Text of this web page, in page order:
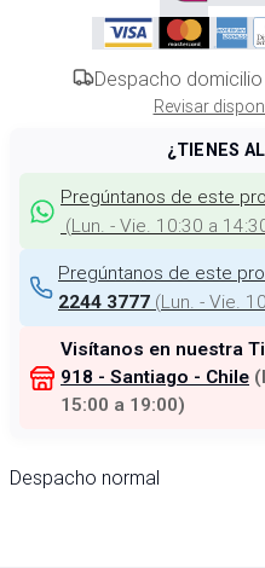
Despacho
Revisar
¿TIENES
Pregúntanos de este
(Lun. - Vie. 10:30 a
Pregúntanos de este
2244 3777 (Lun. - Vie.
Visítanos en nuestra
918 - Santiago - Chile (
15:00 a 19:00)
Despacho normal